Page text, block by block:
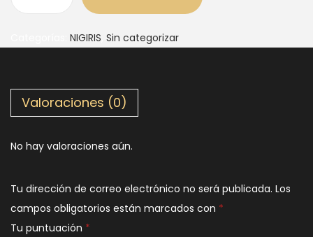
NIGIRIS Sin categorizar
Valoraciones (0)
No hay valoraciones aún.
Tu dirección de correo electrónico no será publicada. Los
campos obligatorios están marcados con *
Tu puntuación *